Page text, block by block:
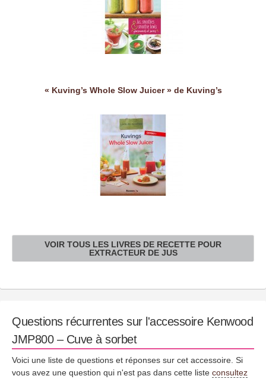
« Kuving’s Whole Slow Juicer » de Kuving’s
VOIR TOUS LES LIVRES DE RECETTE POUR
EXTRACTEUR DE JUS
Questions récurrentes sur l'accessoire Kenwood
JMP800 – Cuve à sorbet
Voici une liste de questions et réponses sur cet accessoire. Si
vous avez une question qui n'est pas dans cette liste consultez